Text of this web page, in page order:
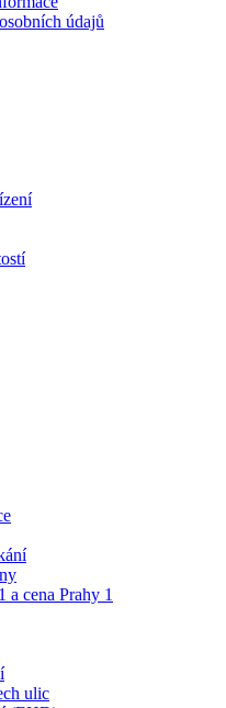
údajů
a cena Prahy 1
ulic